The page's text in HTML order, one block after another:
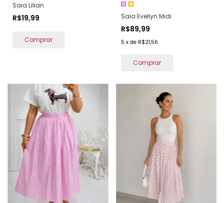
Saia Lilian
R$19,99
Comprar
Saia Evellyn Midi
R$89,99
5 x de R$21,56
Comprar